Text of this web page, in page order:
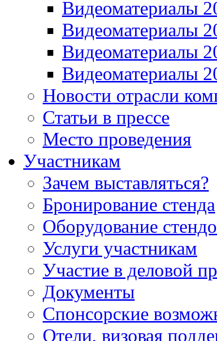
Видеоматериалы
Видеоматериалы
Видеоматериалы
Видеоматериалы
Новости отрасли
Статьи в прессе
Место проведения
Участникам
Зачем выставляться?
Бронирование стенда
Оборудование
Услуги участникам
Участие в деловой
Документы
Спонсорские
Отели, визовая